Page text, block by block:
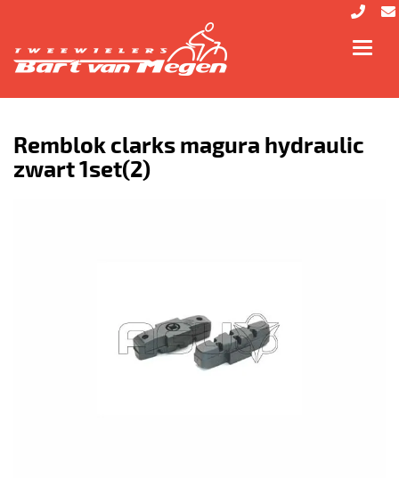
Remblok clarks magura hydraulic
zwart 1set(2)